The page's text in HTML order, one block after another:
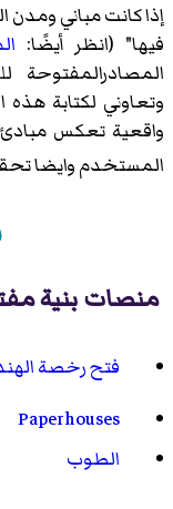
إذا كانت مباني
فيها" (انظر أيضًا:
وتعاوني لكتابة هذه
واقعية تعكس مبادئ
المستخدم وايضا
منصات بنية
فتح رخصة
Paperhouses
الطوب